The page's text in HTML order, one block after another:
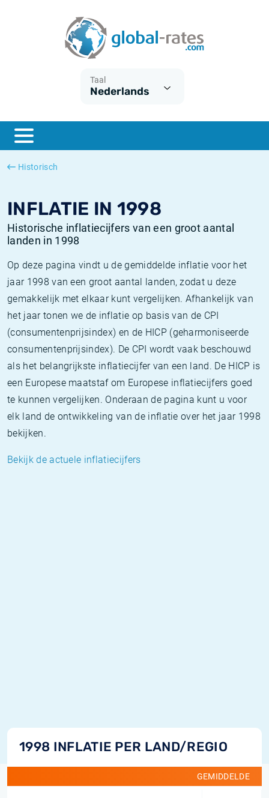
Taal
Nederlands
Historisch
INFLATIE IN 1998
Historische inflatiecijfers van een groot aantal
landen in 1998
Op deze pagina vindt u de gemiddelde inflatie voor het
jaar 1998 van een groot aantal landen, zodat u deze
gemakkelijk met elkaar kunt vergelijken. Afhankelijk van
het jaar tonen we de inflatie op basis van de CPI
(consumentenprijsindex) en de HICP (geharmoniseerde
consumentenprijsindex). De CPI wordt vaak beschouwd
als het belangrijkste inflatiecijfer van een land. De HICP is
een Europese maatstaf om Europese inflatiecijfers goed
te kunnen vergelijken. Onderaan de pagina kunt u voor
elk land de ontwikkeling van de inflatie over het jaar 1998
bekijken.
Bekijk de actuele inflatiecijfers
1998 INFLATIE PER LAND/REGIO
GEMIDDELDE
ESTER
SONIA
Wat is CPI inflatie?
Wat is HICP inflatie?
Nederlandse inflatie - CPI
Amerikaanse inflatie - CPI
Euribor historie
SOFR historie
TONAR historie
Inflatiecalculator